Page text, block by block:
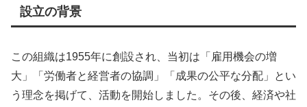
設立の背景
この組織は1955年に創設され、当初は「雇用機会の増
大」「労働者と経営者の協調」「成果の公平な分配」とい
う理念を掲げて、活動を開始しました。その後、経済や社